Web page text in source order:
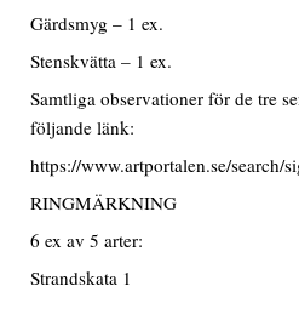
Gärdsmyg – 1 ex.
Stenskvätta – 1 ex.
Samtliga observationer för de tre
följande länk:
https://www.artportalen.se/search/
RINGMÄRKNING
6 ex av 5 arter:
Strandskata 1